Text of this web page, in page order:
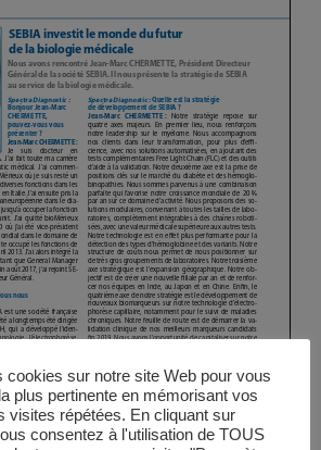
cookies sur notre site Web pour vous
plus pertinente en mémorisant vos
visites répétées. En cliquant sur
consentez à l'utilisation de TOUS